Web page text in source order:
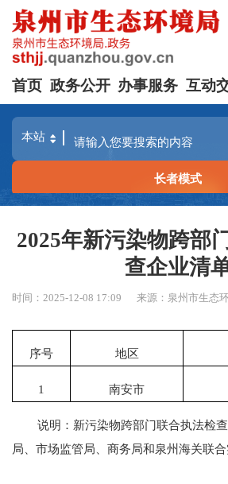
首页 政务公开 办事服务 互动
长者模式
2025年新污染物跨部
查企业清
时间：2025-12-08 17:09 来源：泉州市生态
序号 地区
1 南安市
说明：新污染物跨部门联合执法检
局、市场监管局、商务局和泉州海关联合